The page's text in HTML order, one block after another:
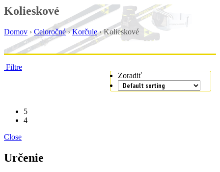
Kolieskové
Domov › Celoročné›Korčule›Kolieskové
Filtre
Zoradiť
5
4
Close
Určenie